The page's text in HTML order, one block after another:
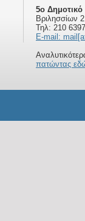
5ο Δημοτικό
Βριλησσίων
Τηλ: 210
E-mail:
πατώντας